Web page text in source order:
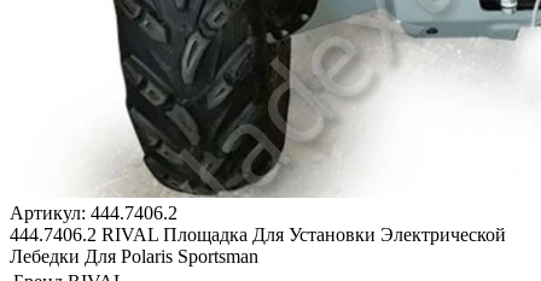
Артикул: 444.7406.2
444.7406.2 RIVAL Площадка Для Установки Электрической
Лебедки Для Polaris Sportsman